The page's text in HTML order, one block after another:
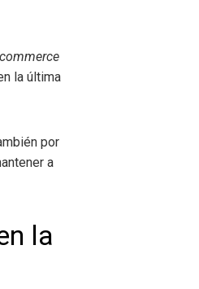
la última
por
a
la